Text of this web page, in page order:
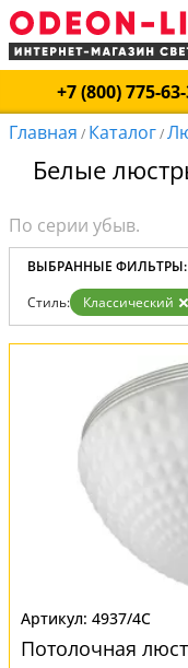
+7 (800) 775-
Главная / Каталог/
Белые
ВЫБРАННЫЕ ФИЛЬТРЫ:
Стиль: Классический
4937/4C
Потолочная